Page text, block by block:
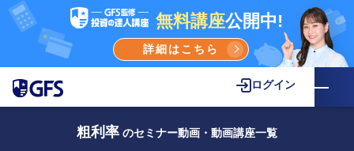
無料講座公開中!
詳細はこちら
ログイン
粗利率 のセミナー動画・動画講座一覧